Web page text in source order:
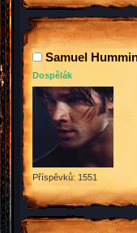
Samuel
Dospělák
Příspěvků: 1551